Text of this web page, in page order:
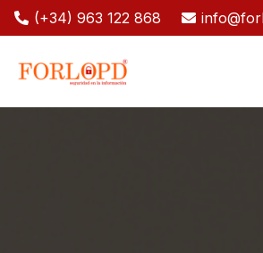
(+34) 963 122 868